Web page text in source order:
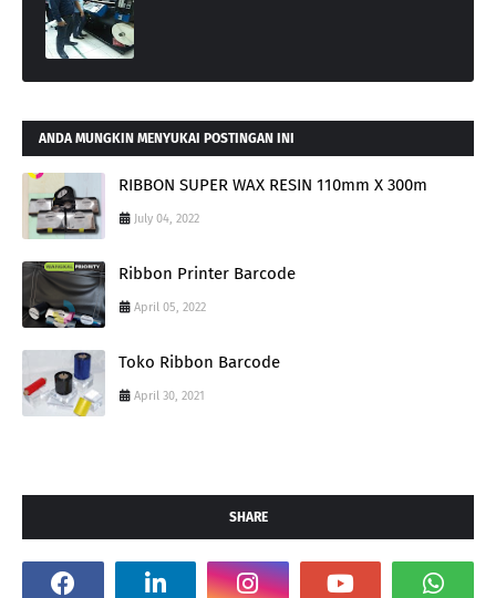
ANDA MUNGKIN MENYUKAI POSTINGAN INI
RIBBON SUPER WAX RESIN 110mm X 300m
July 04, 2022
Ribbon Printer Barcode
April 05, 2022
Toko Ribbon Barcode
April 30, 2021
SHARE